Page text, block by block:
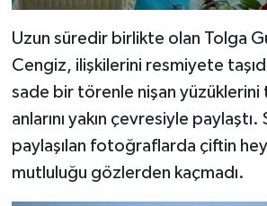
Uzun süredir birlikte olan Tolga
Cengiz, ilişkilerini resmiyete
sade bir törenle nişan yüzüklerini
anlarını yakın çevresiyle
paylaşılan fotoğraflarda çiftin
mutluluğu gözlerden kaçmadı.